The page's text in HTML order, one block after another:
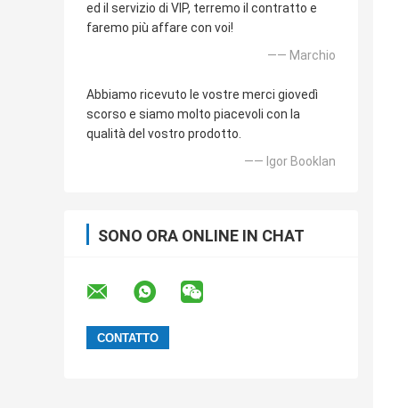
ed il servizio di VIP, terremo il contratto e
faremo più affare con voi!
—— Marchio
Abbiamo ricevuto le vostre merci giovedì
scorso e siamo molto piacevoli con la
qualità del vostro prodotto.
—— Igor Booklan
SONO ORA ONLINE IN CHAT